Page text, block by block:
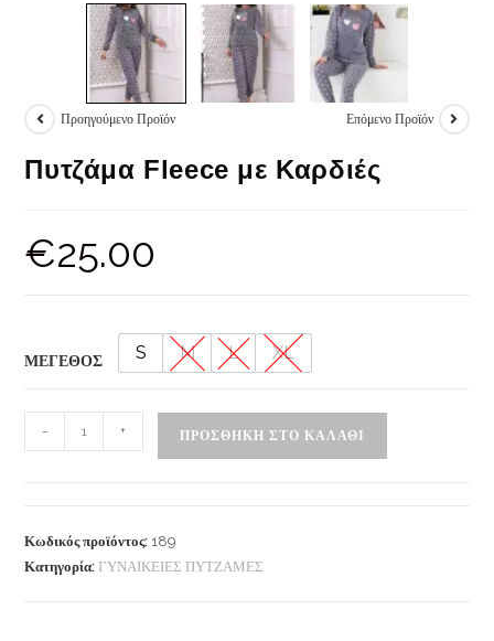
Προηγούμενο Προϊόν Επόμενο Προϊόν
Πυτζάμα Fleece με Καρδιές
€25.00
ΜΕΓΕΘΟΣ S M L XL
- + ΠΡΟΣΘΉΚΗ ΣΤΟ ΚΑΛΆΘΙ
Κωδικός προϊόντος: 189
Κατηγορία: ΓΥΝΑΙΚΕΙΕΣ ΠΥΤΖΑΜΕΣ